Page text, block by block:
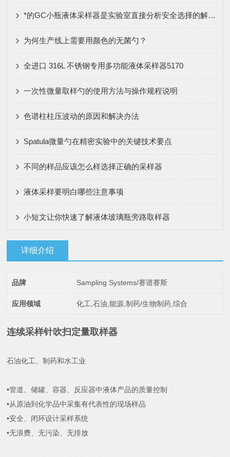
*的GC小瓶液体采样器是实验室直接分析安全选择的解决方案
为何生产线上需要用颜色的无菌勺？
全进口 316L 不锈钢专用多功能液体采样器5170
一次性微量取样勺的使用方法与操作规程说明
色谱柱柱压波动的原因和解决办法
Spatula微量勺在精密实验中的关键技术要点
不同的样品应该怎么样选择正确的采样器
液体采样要明白哪些注意事项
小短文让你快速了解液体玻璃瓶旁路取样器
详细介绍
品牌 Sampling Systems/赛谱赛斯
应用领域 化工,石油,能源,制药/生物制药,综合
连续采样针吹扫定量取样器
石油化工、制药和水工业
•管道、储罐、容器、反应器中液体产品的质量控制
•从原油到化学品中采集有代表性的现场样品
•安全、闭环设计采样系统
•无浪费、无污染、无排放